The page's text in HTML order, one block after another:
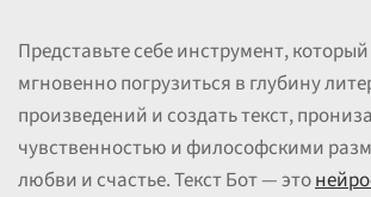
Представьте себе инструмент,
мгновенно погрузиться в глубину
произведений и создать текст,
чувственностью и философскими
любви и счастье. Текст Бот — это